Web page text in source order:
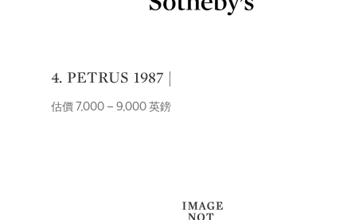
4. PETRUS 1987 |
估價 7,000 – 9,000 英鎊